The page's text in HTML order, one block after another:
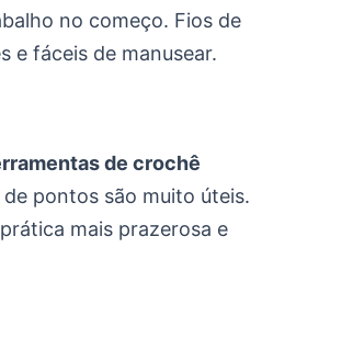
no começo. Fios de
e fáceis de manusear.
de crochê
pontos são muito úteis.
mais prazerosa e